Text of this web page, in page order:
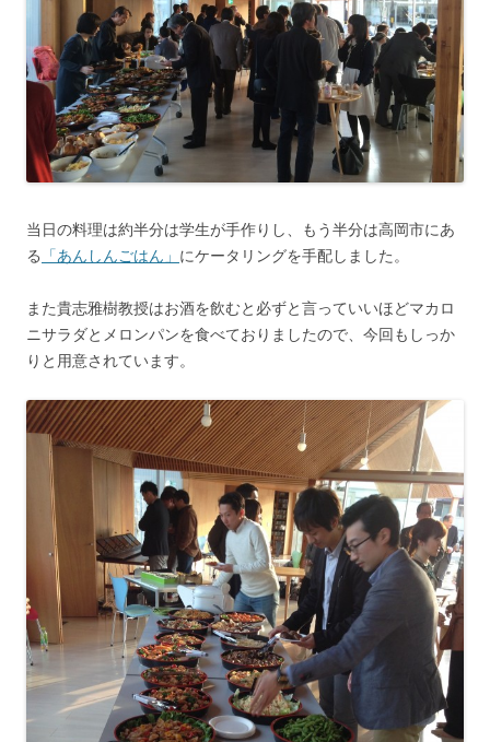
当日の料理は約半分は学生が手作りし、もう半分は高岡市にあ
る
「あんしんごはん」 にケータリングを手配しました。
また貴志雅樹教授はお酒を飲むと必ずと言っていいほどマカロ
ニサラダとメロンパンを食べておりましたので、今回もしっか
りと用意されています。